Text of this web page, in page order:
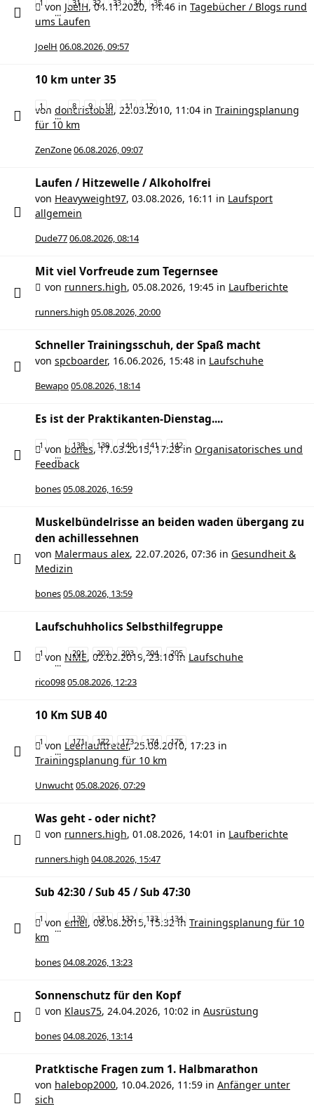
1
…
31 32 33 34 35
von JoelH,04.11.2020, 14:46 in Tagebücher / Blogs rund
ums Laufen
JoelH 06.08.2026, 09:57
10 km unter 35
1
…
8 9 10 11 12
von doncristobal, 22.03.2010, 11:04 in Trainingsplanung
für 10 km
ZenZone06.08.2026, 09:07
Laufen / Hitzewelle / Alkoholfrei
von Heavyweight97, 03.08.2026, 16:11 in Laufsport
allgemein
Dude7706.08.2026, 08:14
Mit viel Vorfreude zum Tegernsee
von runners.high, 05.08.2026, 19:45 in Laufberichte
runners.high 05.08.2026, 20:00
Schneller Trainingsschuh, der Spaß macht
von spcboarder, 16.06.2026, 15:48 in Laufschuhe
Bewapo05.08.2026, 18:14
Es ist der Praktikanten-Dienstag....
1
…
138 139 140 141 142
von bones,17.03.2015, 17:28in Organisatorisches und
Feedback
bones05.08.2026, 16:59
Muskelbündelrisse an beiden waden übergang zu
den achillessehnen
von Malermaus alex, 22.07.2026, 07:36 in Gesundheit &
Medizin
bones05.08.2026, 13:59
Laufschuhholics Selbsthilfegruppe
1
…
201 202 203 204 205
von NME, 02.02.2019, 23:10in Laufschuhe
rico09805.08.2026, 12:23
10 Km SUB 40
1
…
171 172 173 174 175
von Leerlauftreter,25.08.2010, 17:23 in
Trainingsplanung für 10 km
Unwucht05.08.2026, 07:29
Was geht - oder nicht?
von runners.high, 01.08.2026, 14:01 in Laufberichte
runners.high 04.08.2026, 15:47
Sub 42:30 / Sub 45 / Sub 47:30
1
…
130 131 132 133 134
von emel, 08.08.2015, 15:32in Trainingsplanung für 10
km
bones04.08.2026, 13:23
Sonnenschutz für den Kopf
von Klaus75, 24.04.2026, 10:02 in Ausrüstung
bones04.08.2026, 13:14
Pratktische Fragen zum 1. Halbmarathon
von halebop2000, 10.04.2026, 11:59 in Anfänger unter
sich